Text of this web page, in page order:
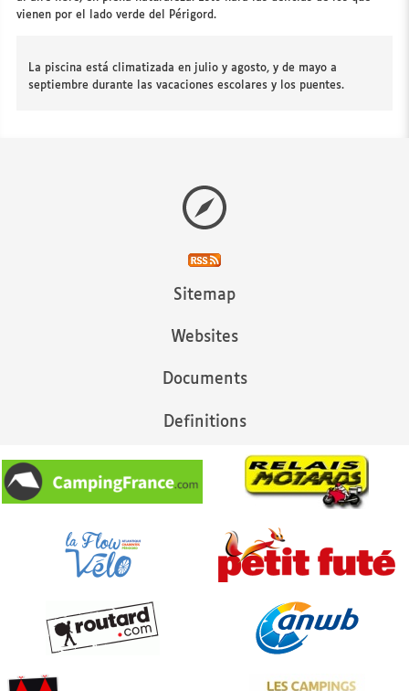
vienen por el lado verde del Périgord.
La piscina está climatizada en julio y agosto, y de mayo a
septiembre durante las vacaciones escolares y los puentes.
Sitemap
Websites
Documents
Definitions